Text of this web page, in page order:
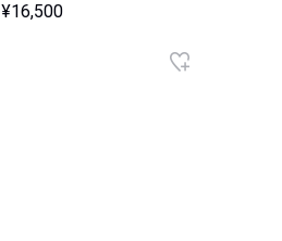
¥16,500